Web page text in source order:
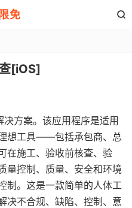
免 
[iOS]
方案。该应用程序是适用
想工具——包括承包商、总
在施工、验收前核查、验
量控制、质量、安全和环境
制。这是一款简单的人体工
决不合规、缺陷、控制、意